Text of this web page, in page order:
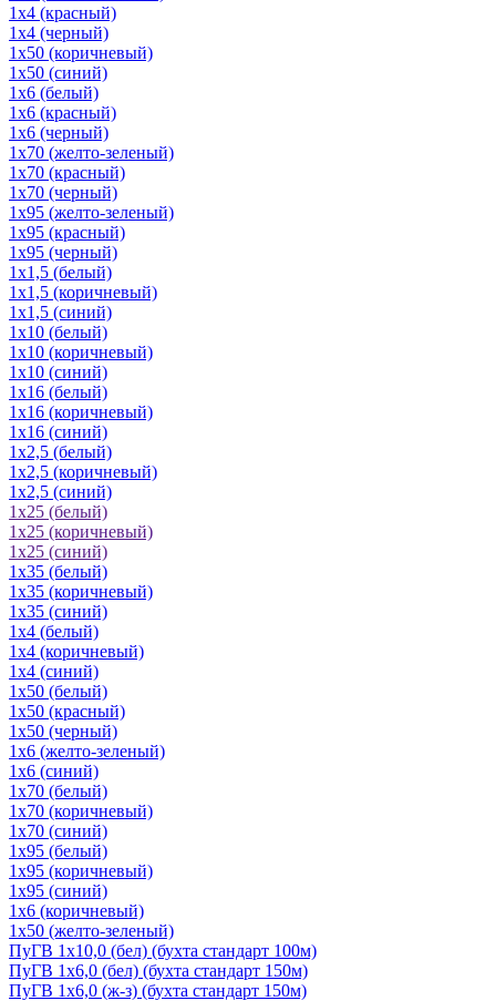
1х4 (красный)
1х4 (черный)
1х50 (коричневый)
1х50 (синий)
1х6 (белый)
1х6 (красный)
1х6 (черный)
1х70 (желто-зеленый)
1х70 (красный)
1х70 (черный)
1х95 (желто-зеленый)
1х95 (красный)
1х95 (черный)
1х1,5 (белый)
1х1,5 (коричневый)
1х1,5 (синий)
1х10 (белый)
1х10 (коричневый)
1х10 (синий)
1х16 (белый)
1х16 (коричневый)
1х16 (синий)
1х2,5 (белый)
1х2,5 (коричневый)
1х2,5 (синий)
1х25 (белый)
1х25 (коричневый)
1х25 (синий)
1х35 (белый)
1х35 (коричневый)
1х35 (синий)
1х4 (белый)
1х4 (коричневый)
1х4 (синий)
1х50 (белый)
1х50 (красный)
1х50 (черный)
1х6 (желто-зеленый)
1х6 (синий)
1х70 (белый)
1х70 (коричневый)
1х70 (синий)
1х95 (белый)
1х95 (коричневый)
1х95 (синий)
1х6 (коричневый)
1х50 (желто-зеленый)
ПуГВ 1х10,0 (бел) (бухта стандарт 100м)
ПуГВ 1х6,0 (бел) (бухта стандарт 150м)
ПуГВ 1х6,0 (ж-з) (бухта стандарт 150м)